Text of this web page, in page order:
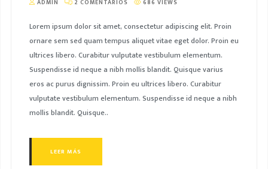
ADMIN 2 COMENTARIOS 686 VIEWS
Lorem ipsum dolor sit amet, consectetur adipiscing elit. Proin
ornare sem sed quam tempus aliquet vitae eget dolor. Proin eu
ultrices libero. Curabitur vulputate vestibulum elementum.
Suspendisse id neque a nibh mollis blandit. Quisque varius
eros ac purus dignissim. Proin eu ultrices libero. Curabitur
vulputate vestibulum elementum. Suspendisse id neque a nibh
mollis blandit. Quisque..
LEER MÁS